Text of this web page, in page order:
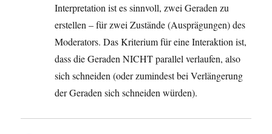
Interpretation ist es sinnvoll, zwei Geraden zu
erstellen – für zwei Zustände (Ausprägungen) des
Moderators. Das Kriterium für eine Interaktion ist,
dass die Geraden NICHT parallel verlaufen, also
sich schneiden (oder zumindest bei Verlängerung
der Geraden sich schneiden würden).